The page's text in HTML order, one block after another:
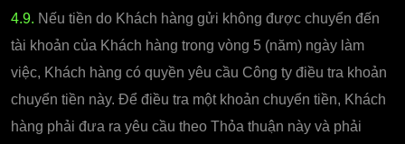
4.9. Nếu tiền do Khách hàng gửi không được chuyển đến
tài khoản của Khách hàng trong vòng 5 (năm) ngày làm
việc, Khách hàng có quyền yêu cầu Công ty điều tra khoản
chuyển tiền này. Để điều tra một khoản chuyển tiền, Khách
hàng phải đưa ra yêu cầu theo Thỏa thuận này và phải